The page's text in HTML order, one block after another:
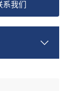
系我们